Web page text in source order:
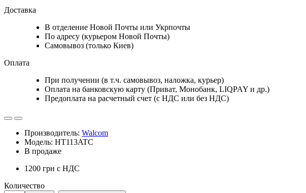
Доставка
В отделение Новой Почты или Укрпочты
По адресу (курьером Новой Почты)
Самовывоз (только Киев)
Оплата
При получении (в т.ч. самовывоз, наложка, курьер)
Оплата на банковскую карту (Приват, Монобанк, LIQPAY и др.)
Предоплата на расчетный счет (с НДС или без НДС)
Производитель: Walcom
Модель: HT113ATC
В продаже
1200 грн с НДС
Количество